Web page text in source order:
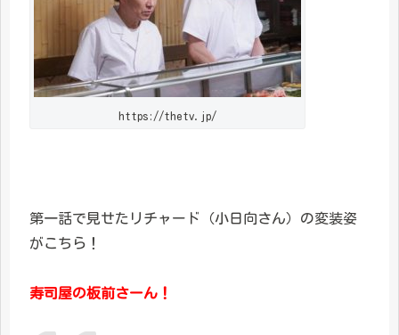
https://thetv.jp/
第一話で見せたリチャード（小日向さん）の変装姿
がこちら！
寿司屋の板前さーん！